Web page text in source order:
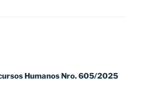
Humanos Nro. 605/2025